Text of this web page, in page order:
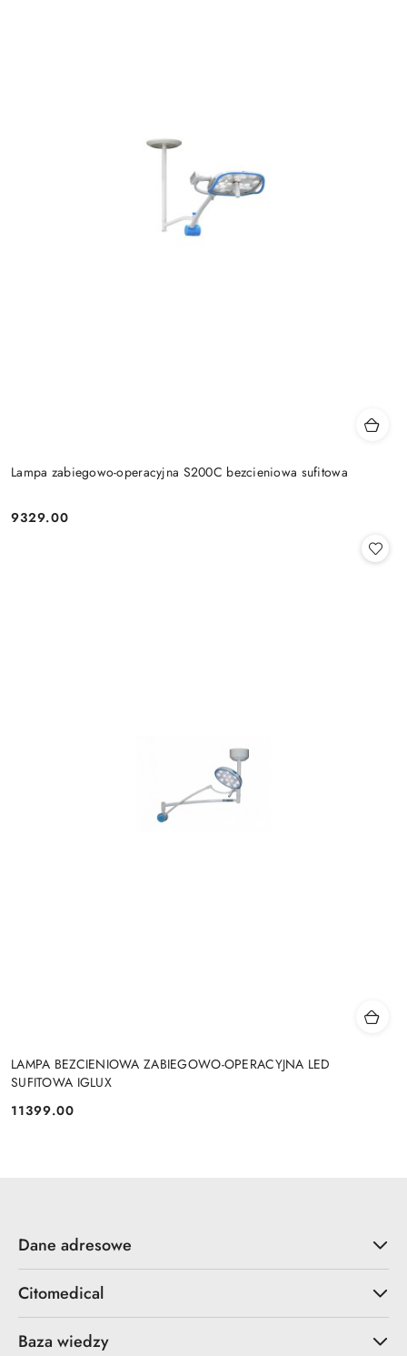
Lampa zabiegowo-operacyjna S200C bezcieniowa sufitowa
Cena:
9329.00
LAMPA BEZCIENIOWA ZABIEGOWO-OPERACYJNA LED
SUFITOWA IGLUX
Cena:
11399.00
Dane adresowe
Citomedical
Baza wiedzy